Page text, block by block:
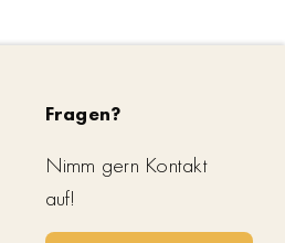
Fragen?
Nimm gern Kontakt
auf!